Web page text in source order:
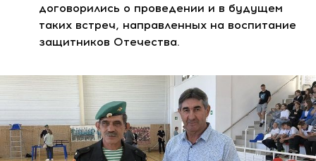
договорились о проведении и в будущем
таких встреч, направленных на воспитание
защитников Отечества.